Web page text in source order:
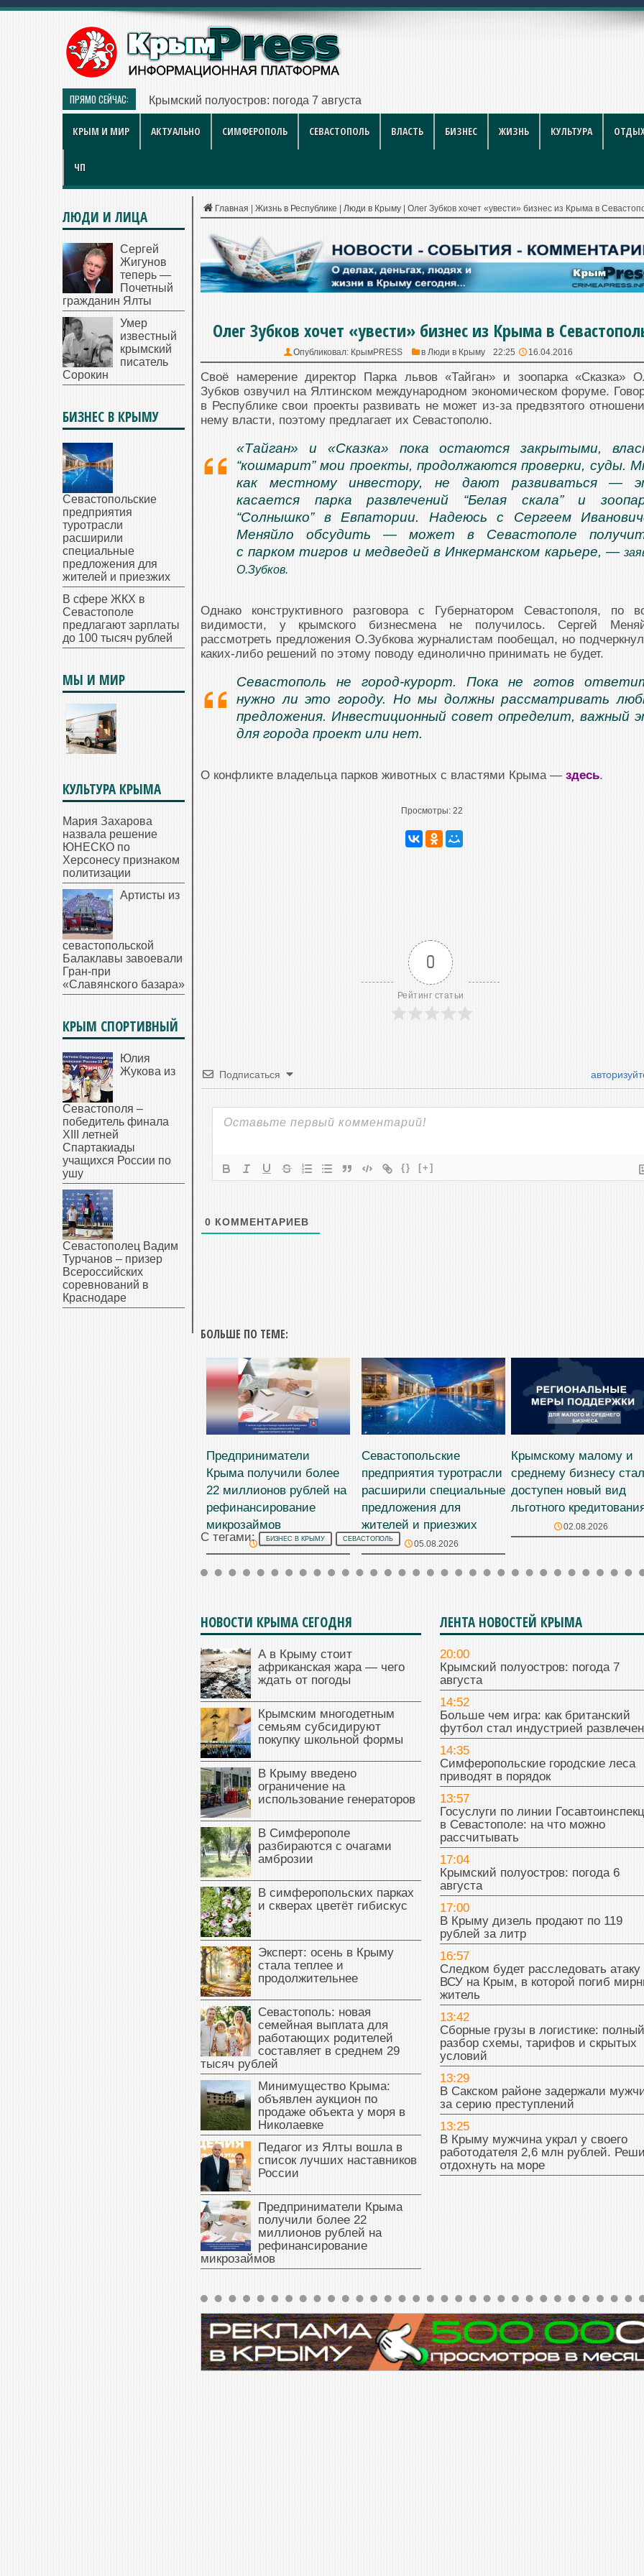
ПРЯМО СЕЙЧАС: Больше чем игра: как британский футбо
КРЫМ И МИР АКТУАЛЬНО СИМФЕРОПОЛЬ СЕВАСТОПОЛЬ ВЛАСТЬ БИЗНЕС ЖИЗНЬ КУЛЬТУРА
ЧП
Главная Жизнь в Республике Люди в Крыму Олег Зубков хочет «увести» бизнес из Крыма в
Олег Зубков хочет «увести» бизнес из Крыма в
Опубликовал: КрымPRESS в Люди в Крыму 22:25 16.04.2016
Своё намерение директор Парка львов «Тайган» и зоопарка «Сказка»
Зубков озвучил на Ялтинском международном экономическом форуме.
в Республике свои проекты развивать не может из-за предвзятого
нему власти, поэтому предлагает их Севастополю.
«Тайган» и «Сказка» пока остаются закрытыми,
“кошмарит” мои проекты, продолжаются проверки, суды.
как местному инвестору, не дают развиваться —
касается парка развлечений “Белая скала” и
“Солнышко” в Евпатории. Надеюсь с Сергеем
Меняйло обсудить — может в Севастополе
с парком тигров и медведей в Инкерманском карьере, —
О.Зубков.
Однако конструктивного разговора с Губернатором Севастополя, по
видимости, у крымского бизнесмена не получилось. Сергей
рассмотреть предложения О.Зубкова журналистам пообещал, но
каких-либо решений по этому поводу единолично принимать не будет.
Севастополь не город-курорт. Пока не готов
нужно ли это городу. Но мы должны рассматривать
предложения. Инвестиционный совет определит, важный
для города проект или нет.
О конфликте владельца парков животных с властями Крыма — здесь.
Просмотры: 22
0
Рейтинг статьи
Подписаться
{} [+]
0 КОММЕНТАРИЕВ
БОЛЬШЕ ПО ТЕМЕ:
Предприниматели
Крыма получили более
22 миллионов рублей на
рефинансирование
микрозаймов
05.08.2026
Севастопольские
предприятия туротрасли
расширили специальные
предложения для
жителей и приезжих
05.08.2026
Крымскому малому и
среднему бизнесу стал
доступен новый вид
льготного
02.08.2026
С тегами: БИЗНЕС В КРЫМУ СЕВАСТОПОЛЬ
НОВОСТИ КРЫМА СЕГОДНЯ
А в Крыму стоит
африканская жара — чего
ждать от погоды
Крымским многодетным
семьям субсидируют
покупку школьной формы
В Крыму введено
ограничение на
использование генераторов
В Симферополе
разбираются с очагами
амброзии
В симферопольских парках
и скверах цветёт гибискус
Эксперт: осень в Крыму
стала теплее и
продолжительнее
Севастополь: новая
семейная выплата для
работающих родителей
составляет в среднем 29
тысяч рублей
Минимущество Крыма:
объявлен аукцион по
продаже объекта у моря в
Николаевке
Педагог из Ялты вошла в
список лучших наставников
России
Предприниматели Крыма
получили более 22
миллионов рублей на
рефинансирование
микрозаймов
ЛЕНТА НОВОСТЕЙ КРЫМА
20:00
Крымский полуостров: погода 7
августа
14:52
Больше чем игра: как британский
футбол стал индустрией
14:35
Симферопольские городские леса
приводят в порядок
13:57
Госуслуги по линии
в Севастополе: на что можно
рассчитывать
17:04
Крымский полуостров: погода 6
августа
17:00
В Крыму дизель продают по 119
рублей за литр
16:57
Следком будет расследовать атаку
ВСУ на Крым, в которой погиб
житель
13:42
Сборные грузы в логистике: полный
разбор схемы, тарифов и скрытых
условий
13:29
В Сакском районе задержали
за серию преступлений
13:25
В Крыму мужчина украл у своего
работодателя 2,6 млн рублей.
отдохнуть на море
ЛЮДИ И ЛИЦА
Сергей
Жигунов
теперь —
Почетный
гражданин Ялты
Умер
известный
крымский
писатель
Сорокин
БИЗНЕС В КРЫМУ
Севастопольские
предприятия
туротрасли
расширили
специальные
предложения для
жителей и приезжих
В сфере ЖКХ в
Севастополе
предлагают зарплаты
до 100 тысяч рублей
МЫ И МИР
КУЛЬТУРА КРЫМА
Мария Захарова
назвала решение
ЮНЕСКО по
Херсонесу признаком
политизации
Артисты из
севастопольской
Балаклавы завоевали
Гран-при
«Славянского базара»
КРЫМ СПОРТИВНЫЙ
Юлия
Жукова из
Севастополя –
победитель финала
XIII летней
Спартакиады
учащихся России по
ушу
Севастополец Вадим
Турчанов – призер
Всероссийских
соревнований в
Краснодаре